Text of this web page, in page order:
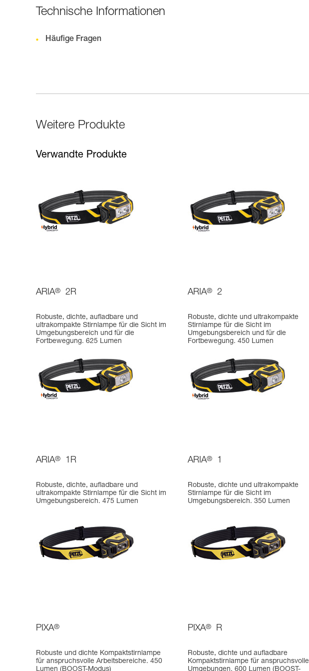
Technische Informationen
Häufige Fragen
Weitere Produkte
Verwandte Produkte
ARIA® 2R
Robuste, dichte, aufladbare und
ultrakompakte Stirnlampe für die Sicht im
Umgebungsbereich und für die
Fortbewegung. 625 Lumen
ARIA® 2
Robuste, dichte und ultrakompakte
Stirnlampe für die Sicht im
Umgebungsbereich und für die
Fortbewegung. 450 Lumen
ARIA® 1R
Robuste, dichte, aufladbare und
ultrakompakte Stirnlampe für die Sicht im
Umgebungsbereich. 475 Lumen
ARIA® 1
Robuste, dichte und ultrakompakte
Stirnlampe für die Sicht im
Umgebungsbereich. 350 Lumen
PIXA®
Robuste und dichte Kompaktstirnlampe
für anspruchsvolle Arbeitsbereiche. 450
Lumen (BOOST-Modus)
PIXA® R
Robuste, dichte und aufladbare
Kompaktstirnlampe für anspruchsvolle
Umgebungen. 600 Lumen (BOOST-